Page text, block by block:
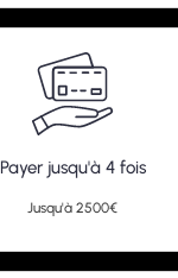
Payer jusqu'à 4 fois
Jusqu'à 2500€